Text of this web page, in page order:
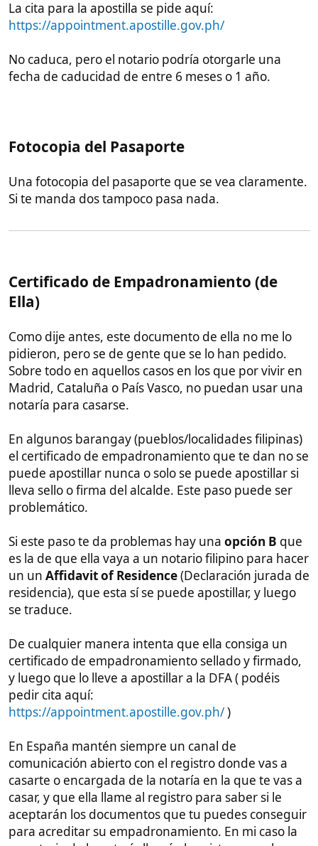
necesitáis recopilar.
Envió de documentos por DHL
se pierdan o que lleguen tarde).
seguimiento (tambén te llegará por SMS). Con ese
enlace o código podrás escoger la forma de entrega
cómodo.
el sobre "DHL Express Envelope" y la modalidadDHL
Express Worldwide. Es el más rápido y seguro.
4000 pesos, pero vale la pena.
Consejo 2: Antes de que mi novia me enviara los
documentos apostillados y el poder, le dije que me
mandara escaneado de todos los documentos por
email, así mientras esperaba, podía poner en
marcha la traducción y entregar las fotocopias al
notario, con su traducción, ya que en 3 días el
Traducción jurada
Pues como dije en el punto anterior, cuando te
lleguen todos los documentos o antes, puedes
empezar con las traducciones juradas. Como ya os
dije, son menos de 100€ y tarda poquísimo. Es todo
Online, pero por el mismo precio también os incluye
el envió en carpeta por mensajería urgente si usáis
el mismo que usé yo.
Boda En el notario
La vista previay
: Cuando entreguéis los
documentos en la notaría, los van a revisar y cuando
la vista previa (es muy importante porque se verifica
todo, incluso a los testigos y la prueba de que la
relación es real), y al otro díala boda.
Son dos días diferentes, y los testigos y la
apoderada, han de estar disponibles esos dos días a
la hora que os indique el notario, y todos deben
traer el DNI en ambas sesiones.